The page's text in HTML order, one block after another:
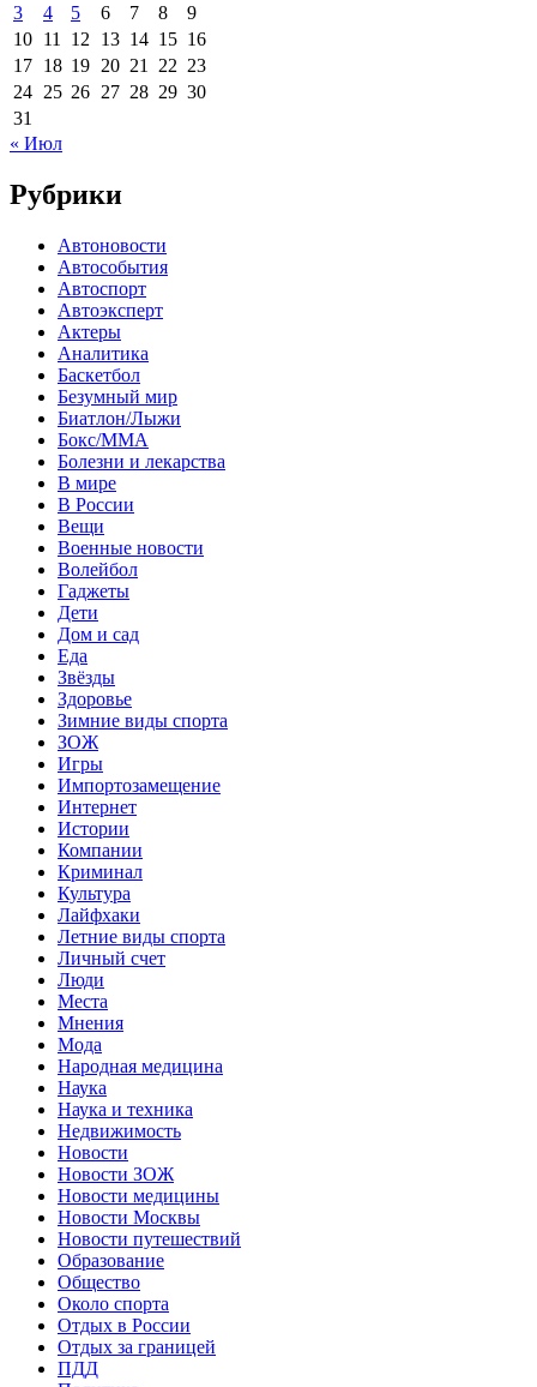
3
4 5 6 7 8
9
10 11 12 13 14 15 16
17 18 19 20 21 22 23
24 25 26 27 28 29 30
31
« Июл
Рубрики
Автоновости
Автособытия
Автоспорт
Автоэксперт
Актеры
Аналитика
Баскетбол
Безумный мир
Биатлон/Лыжи
Бокс/MMA
Болезни и лекарства
В мире
В России
Вещи
Военные новости
Волейбол
Гаджеты
Дети
Дом и сад
Еда
Звёзды
Здоровье
Зимние виды спорта
ЗОЖ
Игры
Импортозамещение
Интернет
Истории
Компании
Криминал
Культура
Лайфхаки
Летние виды спорта
Личный счет
Люди
Места
Мнения
Мода
Народная медицина
Наука
Наука и техника
Недвижимость
Новости
Новости ЗОЖ
Новости медицины
Новости Москвы
Новости путешествий
Образование
Общество
Около спорта
Отдых в России
Отдых за границей
ПДД